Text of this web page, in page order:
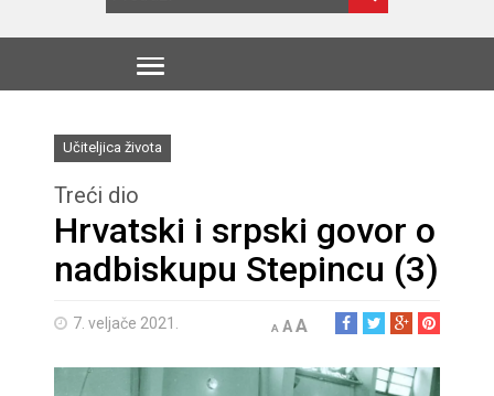
Učiteljica života
Treći dio
Hrvatski i srpski govor o
nadbiskupu Stepincu (3)
7. veljače 2021. A AA